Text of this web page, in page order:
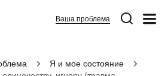
Ваша проблема
Я и мое состояние